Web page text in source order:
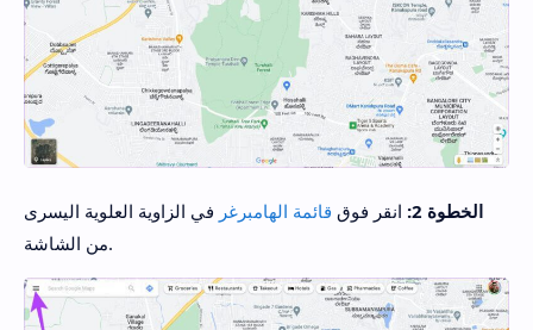
الخطوة 2: انقر فوق قائمة الهامبرغر في الزاوية العلوية اليسرى
من الشاشة.